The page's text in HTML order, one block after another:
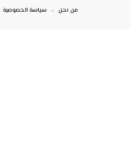
من نحن سياسة الخصوصية